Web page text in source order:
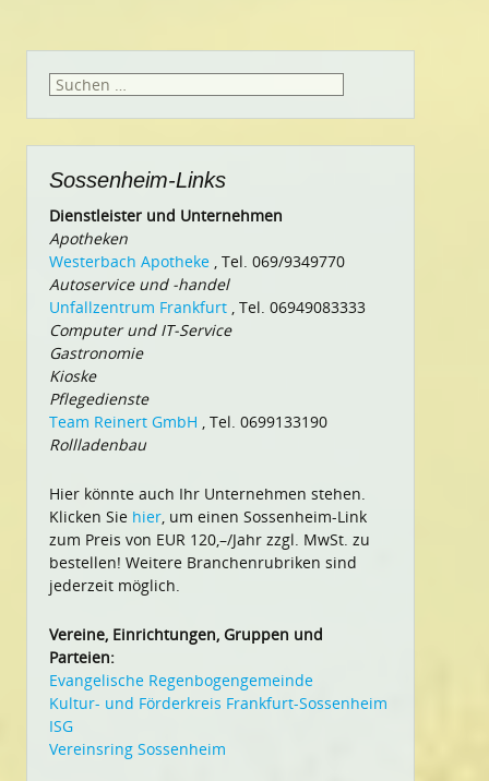
Suchen
Sossenheim-Links
Dienstleister und Unternehmen
Apotheken
Westerbach Apotheke , Tel. 069/9349770
Autoservice und -handel
Unfallzentrum Frankfurt , Tel. 06949083333
Computer und IT-Service
Gastronomie
Kioske
Pflegedienste
Team Reinert GmbH , Tel. 0699133190
Rollladenbau
Hier könnte auch Ihr Unternehmen stehen.
Klicken Sie hier, um einen Sossenheim-Link
zum Preis von EUR 120,–/Jahr zzgl. MwSt. zu
bestellen! Weitere Branchenrubriken sind
jederzeit möglich.
Vereine, Einrichtungen, Gruppen und
Parteien:
Evangelische Regenbogengemeinde
Kultur- und Förderkreis Frankfurt-Sossenheim
ISG
Vereinsring Sossenheim